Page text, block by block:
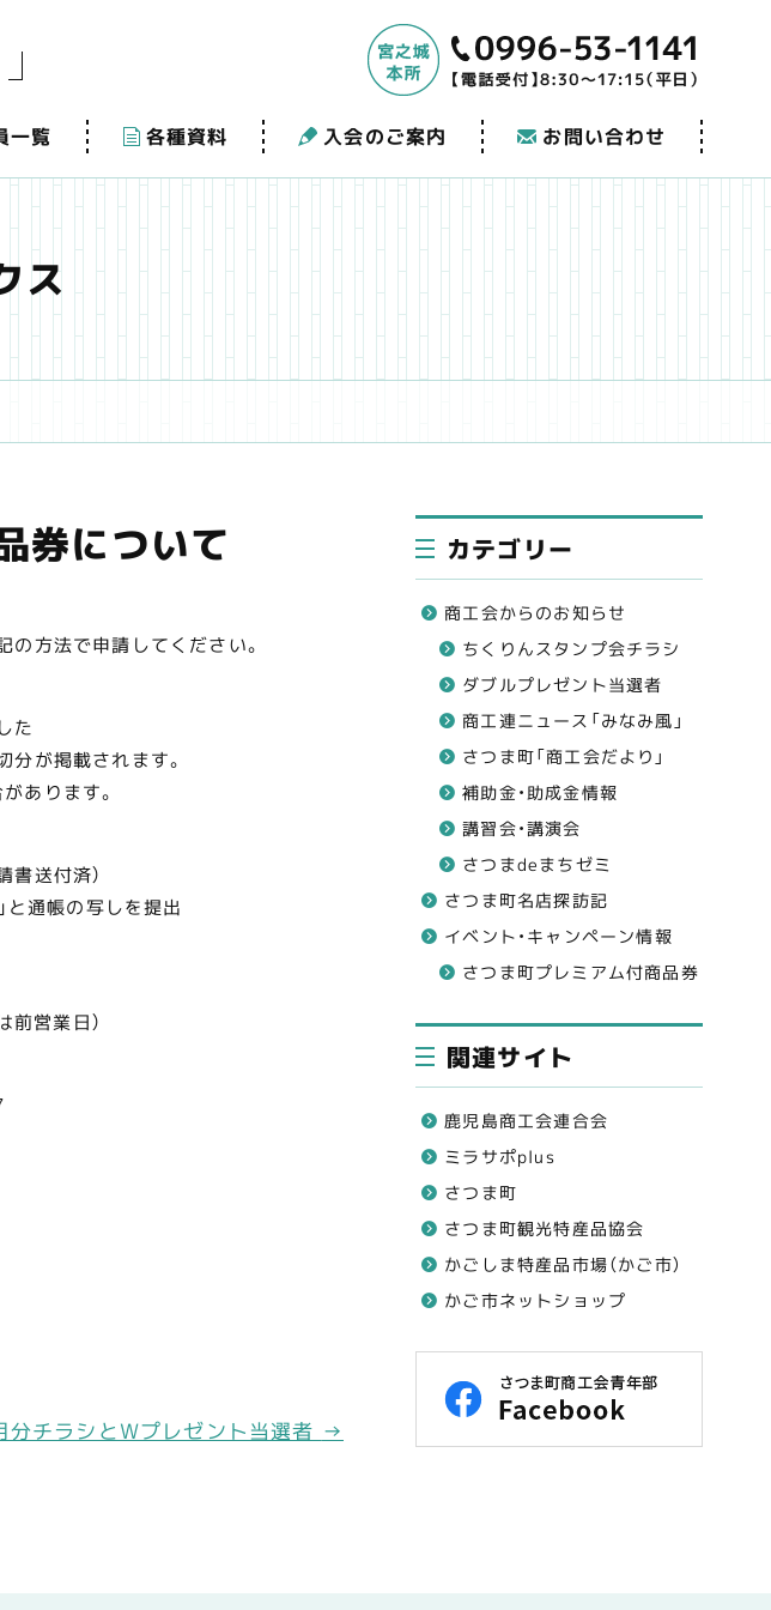
一覧 各種資料 入会のご案内 お問い合わせ
ス
券について
の方法で申請してください。
た
掲載されます。
ります。
送付済）
と通帳の写しを提出
前営業日）
チラシとWプレゼント当選者 →
カテゴリー
商工会からのお知らせ
ちくりんスタンプ会チラシ
ダブルプレゼント当選者
商工連ニュース「みなみ風」
さつま町「商工会だより」
補助金・助成金情報
講習会・講演会
さつまdeまちゼミ
さつま町名店探訪記
イベント・キャンペーン情報
さつま町プレミアム付商品券
関連サイト
鹿児島商工会連合会
ミラサポplus
さつま町
さつま町観光特産品協会
かごしま特産品市場（かご市）
かご市ネットショップ